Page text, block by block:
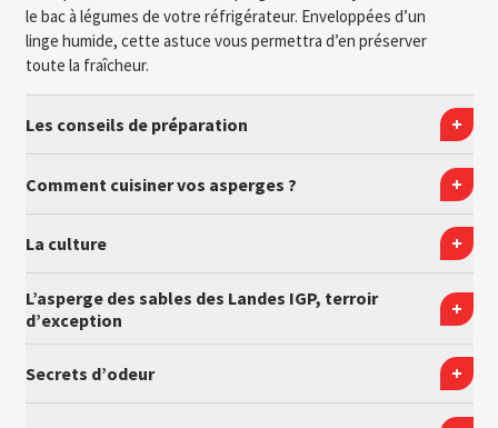
le bac à légumes de votre réfrigérateur. Enveloppées d’un
linge humide, cette astuce vous permettra d’en préserver
toute la fraîcheur.
Les conseils de préparation
Comment cuisiner vos asperges ?
La culture
L’asperge des sables des Landes IGP, terroir
d’exception
Secrets d’odeur